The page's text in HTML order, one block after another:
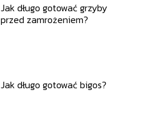
Jak długo gotować grzyby
przed zamrożeniem?
Jak długo gotować bigos?